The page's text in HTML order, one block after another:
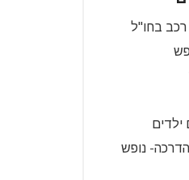
בחו"ל
ילדים
נופש